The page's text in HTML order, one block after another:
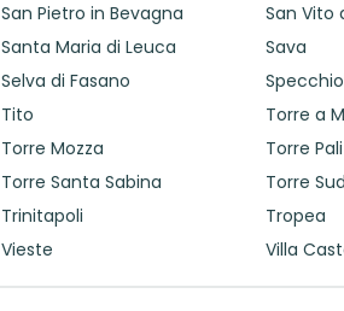
San Pietro in Bevagna San Vito
Santa Maria di Leuca Sava
Selva di Fasano
Tito Torre a
Torre Mozza Torre Pali
Torre Santa Sabina Torre
Trinitapoli Tropea
Vieste Villa